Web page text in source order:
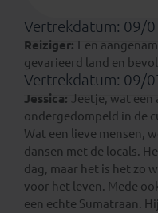
Vertrekdatum: 09/
Reiziger: Een
gevarieerd land en
Vertrekdatum: 09/
Jessica: Jeetje, wat
ondergedompeld in de
Wat een lieve mensen,
dansen met de locals.
dag, maar het is het zo
voor het leven. Mede
een echte Sumatraan.